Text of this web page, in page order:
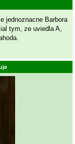
jednoznacne Barbora
tym, ze uviedla A,